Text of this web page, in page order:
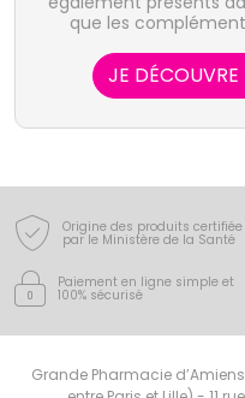
que les
JE DÉCOUVRE
Origine des produits certifiée
par le Ministère de la Santé
Paiement en ligne simple et
100% sécurisé
Grande Pharmacie